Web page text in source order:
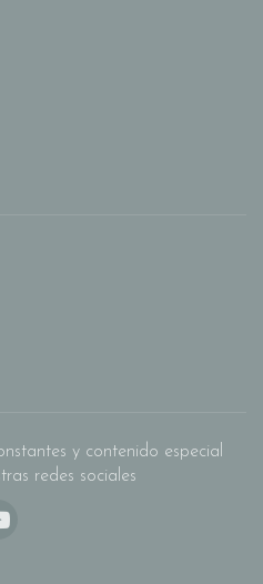
y contenido especial
redes sociales